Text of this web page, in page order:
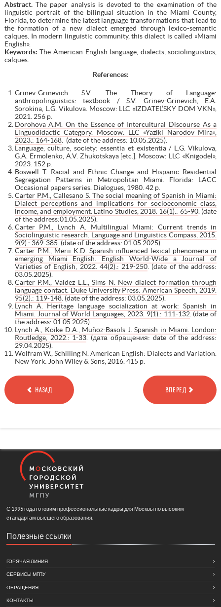
Abstract.The paper analysis is devoted to the examination of the
linguistic portrait of the bilingual situation in the Miami County,
Florida, to determine the latest language transformations that lead to
the formation of a new dialect emerged through lexico-semantic
calques. In modern linguistic community, this dialect is called «Miami
English».
Keywords:The American English language, dialects, sociolinguistics,
calques.
References:
Grinev-Grinevich S.V. The Theory of Language:
anthropolinguistics: textbook / S.V. Grinev-Grinevich, E.A.
Sorokina, L.G. Vikulova. Moscow: LLC «IZDATEL’SKY DOM VKN»,
2021. 256 p.
Dorohova A.M. On the Essence of Intercultural Discourse As a
Linguodidactic Category. Moscow: LLC «Yaziki Narodov Mira»,
2023.: 164-168. (date of the address: 10.05.2025).
Language, culture, society: essentia et existentia / L.G. Vikulova,
G.A. Ermolenko, A.V. Zhukotskaya [etc.]. Moscow: LLC «Knigodel»,
2023. 152 p.
Boswell T. Racial and Ethnic Change and Hispanic Residential
Segregation Patterns in Metropolitan Miami. Florida: LACC
Occasional papers series. Dialogues, 1980. 42 p.
Carter P.M., Callesano S. The social meaning of Spanish in Miami:
Dialect perceptions and implications for socioeconomic class,
income, and employment. Latino Studies, 2018. 16(1).: 65-90. (date
of the address:01.05.2025).
Carter P.M., Lynch A. Multilingual Miami: Current trends in
Sociolinguistic research. Language and Linguistics Compass, 2015.
9(9).: 369-385. (date of the address: 01.05.2025).
Carter P.M., Merii K.D. Spanish-influenced lexical phenomena in
emerging Miami English. English World-Wide a Journal of
Varieties of English, 2022. 44(2).: 219-250. (date of the address:
03.05.2025).
Carter P.M., Valdez L.L., Sims N. New dialect formation through
language contact. Duke University Press: American Speech, 2019.
95(2).: 119-148. (date of the address: 03.05.2025).
Lynch A. Heritage language socialization at work: Spanish in
Miami. Journal of World Languages, 2023. 9(1).: 111-132. (date of
the address: 01.05.2025).
Lynch A., Koike D.A., Muñoz-Basols J. Spanish in Miami. London:
Routledge, 2022.: 1-33. (дата обращения: date of the address:
29.04.2025).
Wolfram W., Schilling N. American English: Dialects and Variation.
New York: John Wiley & Sons, 2016. 415 p.
НАЗАД ВПЕРЕД
С 1995 года готовим профессиональные кадры для Москвы по высоким
стандартам высшего образования.
Полезные ссылки
ГОРЯЧАЯ ЛИНИЯ
СЕРВИСЫ МГПУ
ОБРАЩЕНИЯ
КОНТАКТЫ